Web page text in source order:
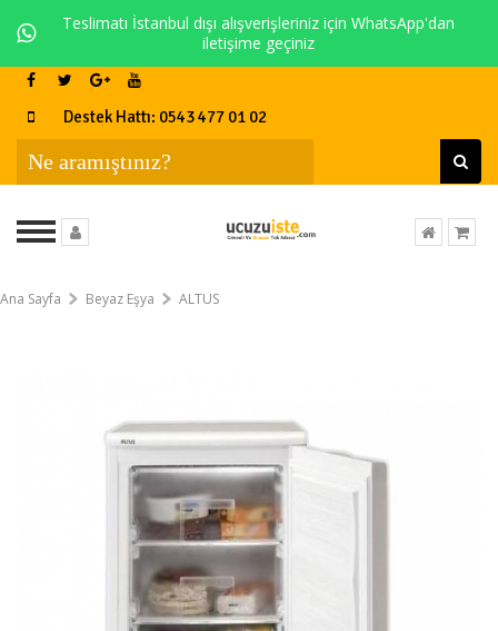
Teslimatı İstanbul dışı alışverişleriniz için WhatsApp'dan
iletişime geçiniz
Destek Hattı: 0543 477 01 02
Ana Sayfa Beyaz Eşya ALTUS